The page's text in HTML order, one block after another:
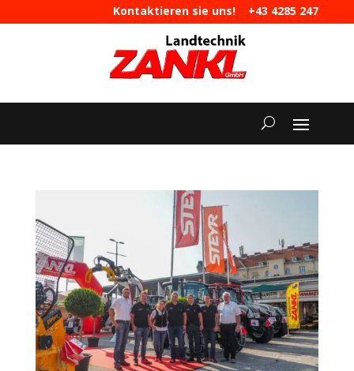
Kontaktieren sie uns! +43 4285 247
|maschinen@landtechnik-zankl.at